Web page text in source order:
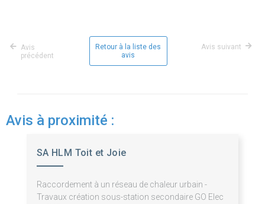
Avis
précédent
Retour à la liste des
avis
Avis suivant
Avis à proximité :
SA HLM Toit et Joie
Raccordement à un réseau de chaleur urbain -
Travaux création sous-station secondaire GO Elec